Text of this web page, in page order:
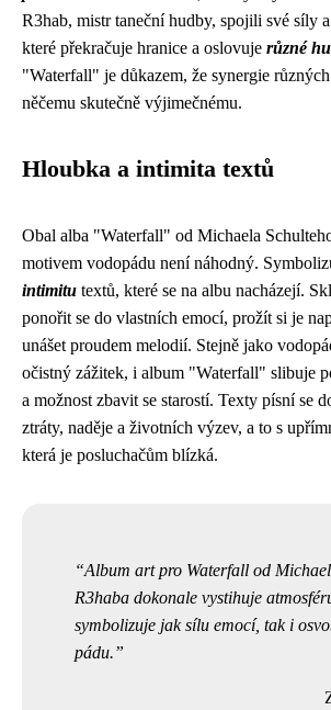
R3hab, mistr taneční hudby, spojili své síly
které překračuje hranice a oslovuje různé
"Waterfall" je důkazem, že synergie
něčemu skutečně výjimečnému.
Hloubka a intimita textů
Obal alba "Waterfall" od Michaela
motivem vodopádu není náhodný.
intimitu textů, které se na albu nacházejí.
ponořit se do vlastních emocí, prožít si je
unášet proudem melodií. Stejně jako
očistný zážitek, i album "Waterfall" slibuje
a možnost zbavit se starostí. Texty písní se
ztráty, naděje a životních výzev, a to s
která je posluchačům blízká.
Album art pro Waterfall od
R3haba dokonale vystihuje
symbolizuje jak sílu emocí, tak i
pádu.